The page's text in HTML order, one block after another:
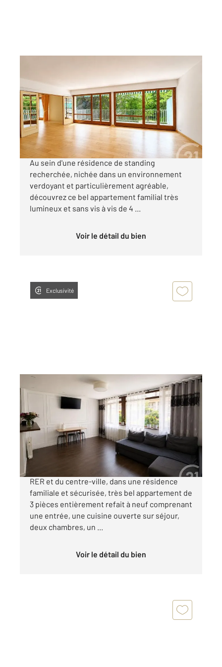
111,35 m
Ref : 18902
Appartement F4 à vendre
725 000 €
Entrée du Parc À 7 min à pied du centre-ville
Au sein d'une résidence de standing
recherchée, nichée dans un environnement
verdoyant et particulièrement agréable,
découvrez ce bel appartement familial très
lumineux et sans vis à vis de 4 ...
Voir le détail du bien
Exclusivité
MAISONS LAFFITTE 78
2, 3 pièces
Ref : 18885
Appartement F3 à vendre
330 000 €
Quartier Saint Nicolas à 12 minutes à pied du
RER et du centre-ville, dans une résidence
familiale et sécurisée, très bel appartement de
3 pièces entièrement refait à neuf comprenant
une entrée, une cuisine ouverte sur séjour,
deux chambres, un ...
Voir le détail du bien